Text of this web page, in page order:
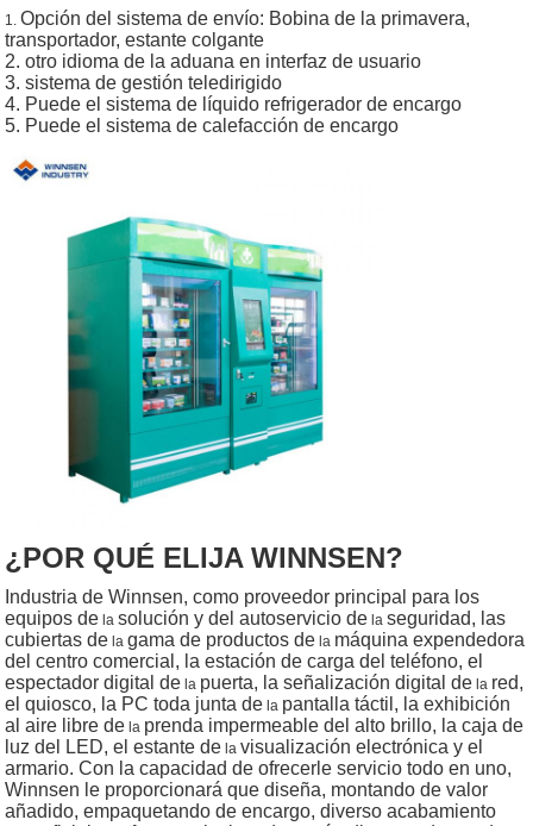
Protocolo del
sistema de pago
MDB
1. Opción del sistema de envío: Bobina de la primavera,
transportador, estante colgante
2. otro idioma de la aduana en interfaz de usuario
3. sistema de gestión teledirigido
4. Puede el sistema de líquido refrigerador de encargo
5. Puede el sistema de calefacción de encargo
¿POR QUÉ ELIJA WINNSEN?
Industria de Winnsen, como proveedor principal para los
equipos de la solución y del autoservicio de la seguridad, las
cubiertas de la gama de productos de la máquina expendedora
del centro comercial, la estación de carga del teléfono, el
espectador digital de la puerta, la señalización digital de la red,
el quiosco, la PC toda junta de la pantalla táctil, la exhibición
al aire libre de la prenda impermeable del alto brillo, la caja de
luz del LED, el estante de la visualización electrónica y el
armario. Con la capacidad de ofrecerle servicio todo en uno,
Winnsen le proporcionará que diseña, montando de valor
añadido, empaquetando de encargo, diverso acabamiento